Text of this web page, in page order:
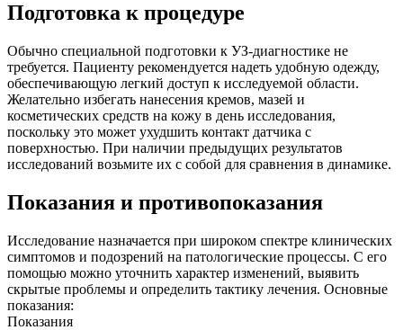
Подготовка к процедуре
Обычно специальной подготовки к УЗ-диагностике не
требуется. Пациенту рекомендуется надеть удобную одежду,
обеспечивающую легкий доступ к исследуемой области.
Желательно избегать нанесения кремов, мазей и
косметических средств на кожу в день исследования,
поскольку это может ухудшить контакт датчика с
поверхностью. При наличии предыдущих результатов
исследований возьмите их с собой для сравнения в динамике.
Показания и противопоказания
Исследование назначается при широком спектре клинических
симптомов и подозрений на патологические процессы. С его
помощью можно уточнить характер изменений, выявить
скрытые проблемы и определить тактику лечения. Основные
показания:
Показания